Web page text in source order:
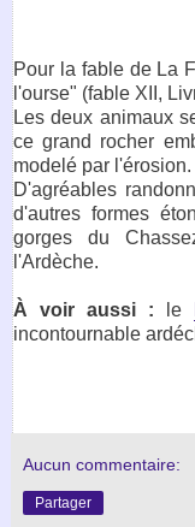
Pour la fable de La
l'ourse" (fable XII,
Les deux animaux
ce grand rocher
modelé par l'érosion.
D'agréables
d'autres formes
gorges du
l'Ardèche.
À voir aussi : le
incontournable
Aucun commentaire:
Partager